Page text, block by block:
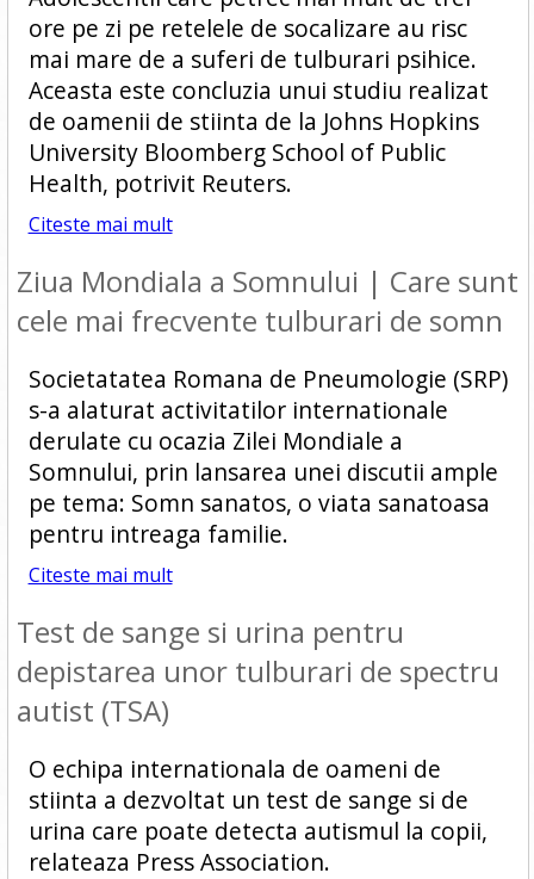
ore pe zi pe retelele de socalizare au risc
mai mare de a suferi de tulburari psihice.
Aceasta este concluzia unui studiu realizat
de oamenii de stiinta de la Johns Hopkins
University Bloomberg School of Public
Health, potrivit Reuters.
Citeste mai mult
Ziua Mondiala a Somnului | Care sunt
cele mai frecvente tulburari de somn
Societatatea Romana de Pneumologie (SRP)
s-a alaturat activitatilor internationale
derulate cu ocazia Zilei Mondiale a
Somnului, prin lansarea unei discutii ample
pe tema: Somn sanatos, o viata sanatoasa
pentru intreaga familie.
Citeste mai mult
Test de sange si urina pentru
depistarea unor tulburari de spectru
autist (TSA)
O echipa internationala de oameni de
stiinta a dezvoltat un test de sange si de
urina care poate detecta autismul la copii,
relateaza Press Association.